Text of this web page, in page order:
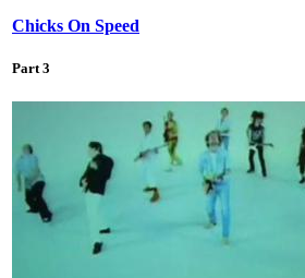
Chicks On Speed
Part 3